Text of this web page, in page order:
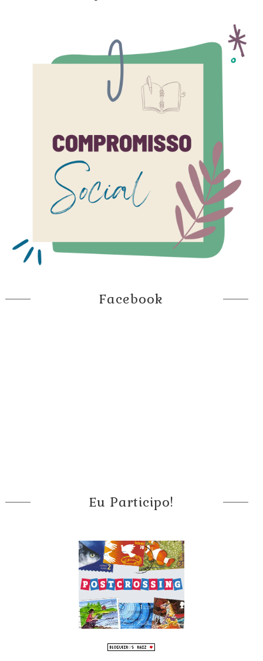
Facebook
Eu Participo!